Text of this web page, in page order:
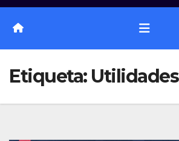
Etiqueta: Utilidades